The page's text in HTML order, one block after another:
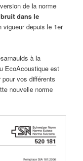
de la norme
dans le
vigueur depuis le 1er
à la
EcoAcoustique est
vos différents
nouvelle norme